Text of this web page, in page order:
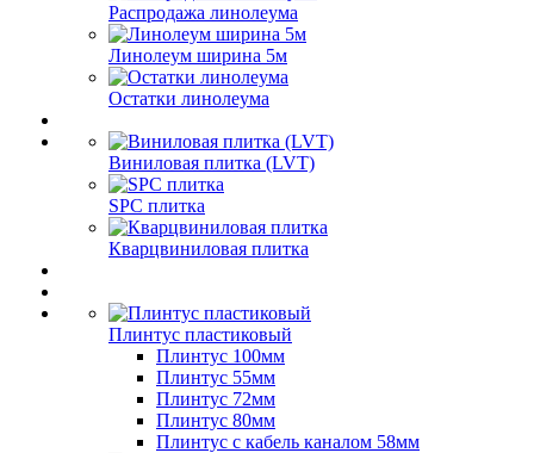
Распродажа линолеума
Линолеум ширина 5м
Остатки линолеума
Виниловая плитка (LVT)
SPC плитка
Кварцвиниловая плитка
Плинтус пластиковый
Плинтус 100мм
Плинтус 55мм
Плинтус 72мм
Плинтус 80мм
Плинтус с кабель каналом 58мм